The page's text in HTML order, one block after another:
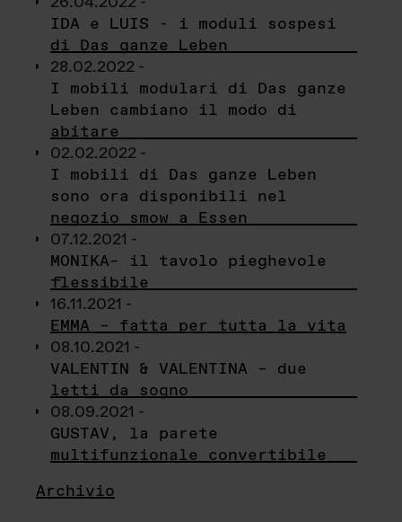
IDA e LUIS - i moduli sospesi
di Das ganze Leben
28.02.2022 -
I mobili modulari di Das ganze
Leben cambiano il modo di
abitare
02.02.2022 -
I mobili di Das ganze Leben
sono ora disponibili nel
negozio smow a Essen
07.12.2021 -
MONIKA– il tavolo pieghevole
flessibile
16.11.2021 -
EMMA – fatta per tutta la vita
08.10.2021 -
VALENTIN & VALENTINA – due
letti da sogno
08.09.2021 -
GUSTAV, la parete
multifunzionale convertibile
Archivio